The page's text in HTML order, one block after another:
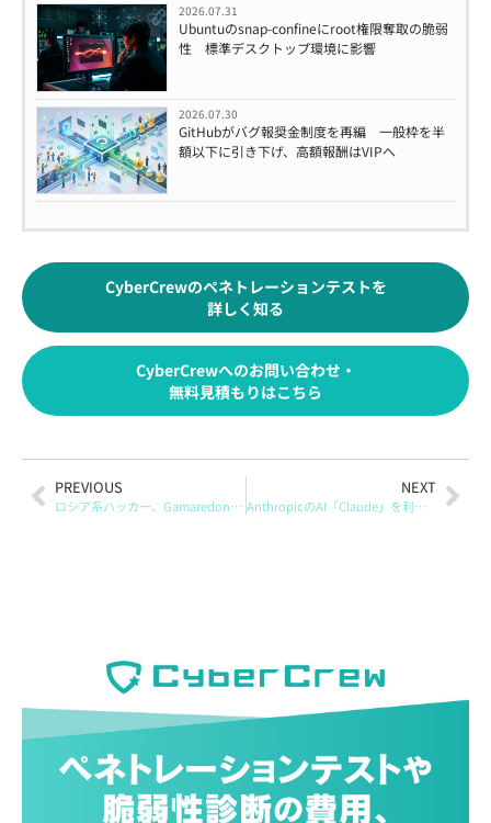
2026.07.31
Ubuntuのsnap-confineにroot権限奪取の脆弱
性 標準デスクトップ環境に影響
2026.07.30
GitHubがバグ報奨金制度を再編 一般枠を半
額以下に引き下げ、高額報酬はVIPへ
CyberCrewのペネトレーションテストを
詳しく知る
CyberCrewへのお問い合わせ・
無料見積もりはこちら
PREVIOUS
ロシア系ハッカー、GamaredonとTurlaが協力しウクライナでKazuarバックドア展開
NEXT
AnthropicのAI「Claude」を利用した自動化攻撃、中国系国家支援ハッカーが活用